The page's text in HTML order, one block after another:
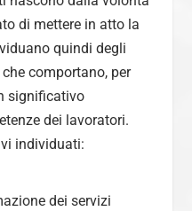
di mettere in atto la
quindi degli
comportano, per
significativo
dei lavoratori.
individuati:
dei servizi